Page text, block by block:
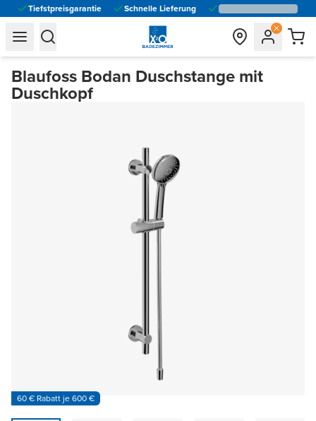
Tiefstpreisgarantie Schnelle Lieferung
general.navigation.toggle_menu.label
general.navigation.toggle_menu.label
Blaufoss Bodan Duschstange mit
Duschkopf
60 € Rabatt je 600 €